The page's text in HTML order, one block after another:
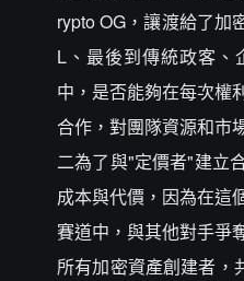
rypto OG，讓渡給了加
L、最後到傳統政客、
中，是否能夠在每次權
合作，對團隊資源和市
二為了與"定價者"建立
成本與代價，因為在這
賽道中，與其他對手爭
所有加密資產創建者，